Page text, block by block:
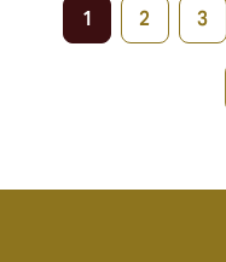
Pagination
Current
page
1 Page
2 3